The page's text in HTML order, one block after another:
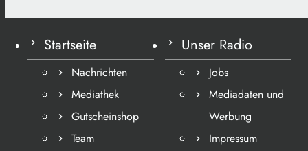
Startseite
Nachrichten
Mediathek
Gutscheinshop
Team
Unser Radio
Jobs
Mediadaten und
Werbung
Impressum